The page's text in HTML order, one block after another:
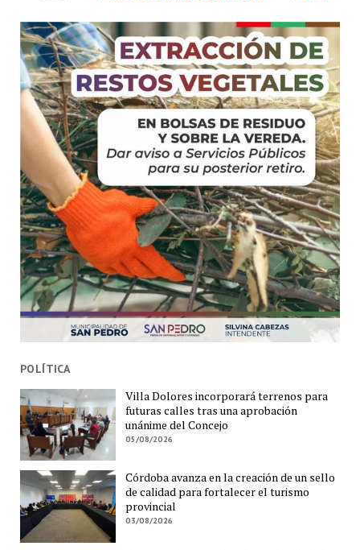
POLÍTICA
Villa Dolores incorporará terrenos para
futuras calles tras una aprobación
unánime del Concejo
05/08/2026
Córdoba avanza en la creación de un sello
de calidad para fortalecer el turismo
provincial
03/08/2026